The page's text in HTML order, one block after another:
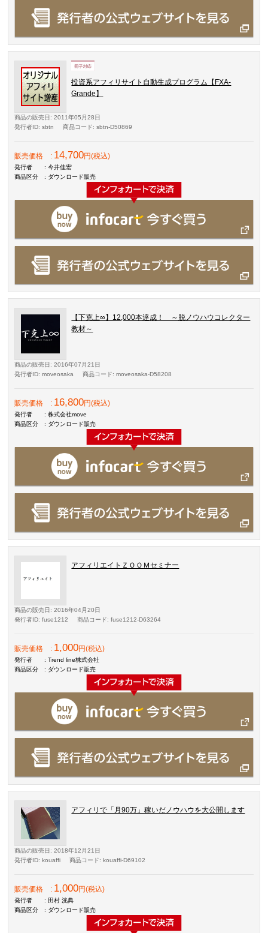
投資系アフィリサイト自動生成プログラム【FXA-
Grande】
商品の販売日 : 2011年05月28日
発行者ID: sbtn 商品コード: sbtn-D50869
販売価格 : 14,700円(税込)
発行者
: 今井佳宏
商品区分
: ダウンロード販売
【下克上∞】12,000本達成！ ～脱ノウハウコレクター
教材～
商品の販売日 : 2016年07月21日
発行者ID: moveosaka 商品コード: moveosaka-D58208
販売価格 : 16,800円(税込)
発行者
: 株式会社move
商品区分
: ダウンロード販売
アフィリエイトＺＯＯＭセミナー
商品の販売日 : 2016年04月20日
発行者ID: fuse1212 商品コード: fuse1212-D63264
販売価格 : 1,000円(税込)
発行者
: Trend line株式会社
商品区分
: ダウンロード販売
アフィリで「月90万」稼いだノウハウを大公開します
商品の販売日 : 2018年12月21日
発行者ID: kouaffi 商品コード: kouaffi-D69102
販売価格 : 1,000円(税込)
発行者
: 田村 洸典
商品区分
: ダウンロード販売